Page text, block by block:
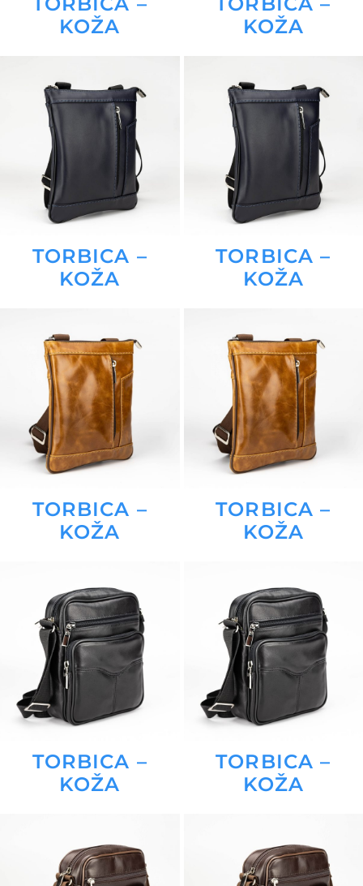
KOŽA
KOŽA
TORBICA –
KOŽA
TORBICA –
KOŽA
TORBICA –
KOŽA
TORBICA –
KOŽA
TORBICA –
KOŽA
TORBICA –
KOŽA